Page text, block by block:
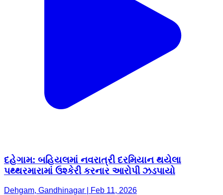
દહેગામ: બહિયલમાં નવરાત્રી દરમિયાન થયેલા
પથ્થરમારામાં ઉશ્કેરી કરનાર આરોપી ઝડપાયો
Dehgam, Gandhinagar | Feb 11, 2026